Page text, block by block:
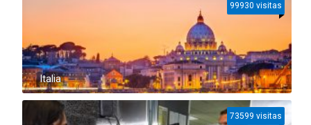
Italia
99930 visitas
73599 visitas